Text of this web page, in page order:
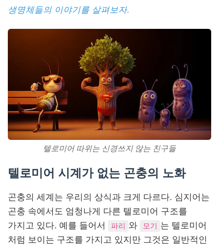
생명체들의 이야기를 살펴보자.
텔로미어 따위는 신경쓰지 않는 친구들
텔로미어 시계가 없는 곤충의 노화
곤충의 세계는 우리의 상식과 크게 다르다. 심지어는
곤충 속에서도 엄청나게 다른 텔로미어 구조를
가지고 있다. 예를 들어서
파리 와 모기 는 텔로미어
처럼 보이는 구조를 가지고 있지만 그것은 일반적인